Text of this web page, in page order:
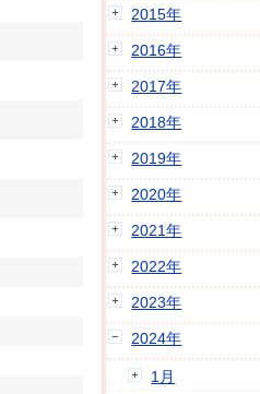
2015年
2016年
2017年
2018年
2019年
2020年
2021年
2022年
2023年
2024年
1月